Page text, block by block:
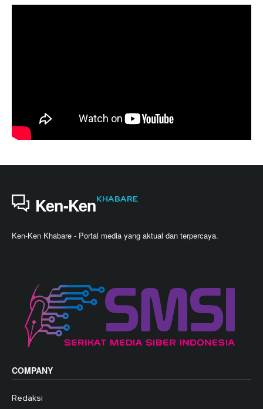
Ken-KenKHABARE
Ken-Ken Khabare - Portal media yang aktual dan terpercaya.
COMPANY
Redaksi